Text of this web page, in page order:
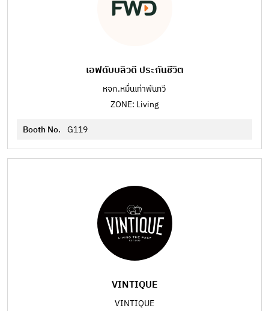
เอฟดับบลิวดี ประกันชีวิต
หจก.หมื่นเท่าพันทวี
ZONE: Living
Booth No. G119
VINTIQUE
VINTIQUE